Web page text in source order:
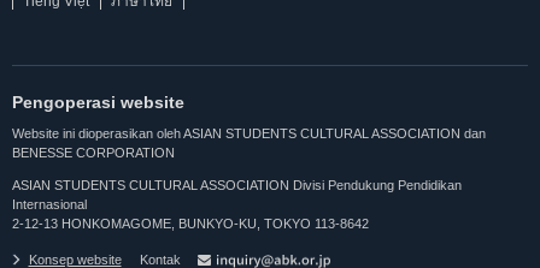
Pengoperasi website
Website ini dioperasikan oleh ASIAN STUDENTS CULTURAL ASSOCIATION dan
BENESSE CORPORATION
ASIAN STUDENTS CULTURAL ASSOCIATION Divisi Pendukung Pendidikan
Internasional
2-12-13 HONKOMAGOME, BUNKYO-KU, TOKYO 113-8642
Konsep website Kontak